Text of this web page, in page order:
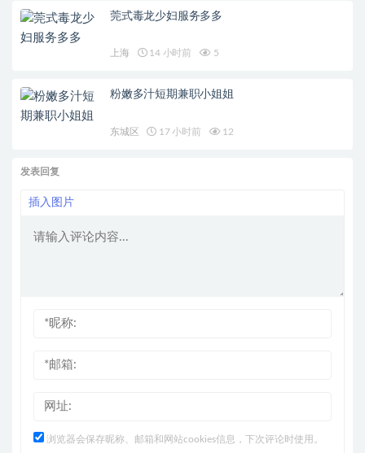
莞式毒龙少妇服务多多
上海 14 小时前 5
粉嫩多汁短期兼职小姐姐
东城区 17 小时前 12
发表回复
插入图片
浏览器会保存昵称、邮箱和网站cookies信息，下次评论时使用。